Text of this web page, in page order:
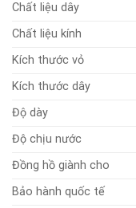
Chất liệu dây
Chất liệu kính
Kích thước vỏ
Kích thước dây
Độ dày
Độ chịu nước
Đồng hồ giành cho
Bảo hành quốc tế